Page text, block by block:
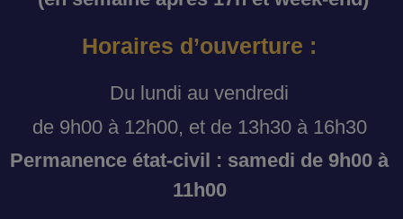
Horaires d’ouverture :
Du lundi au vendredi
de 9h00 à 12h00, et de 13h30 à 16h30
Permanence état-civil : samedi de 9h00 à
11h00